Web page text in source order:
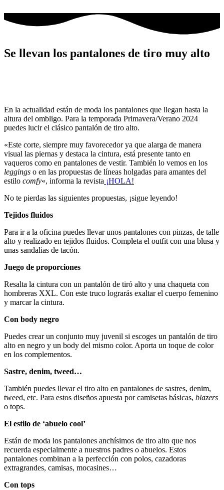
contenido
Se llevan los pantalones de tiro muy alto
En la actualidad están de moda los pantalones que llegan hasta la
altura del ombligo. Para la temporada Primavera/Verano 2024
puedes lucir el clásico pantalón de tiro alto.
«Este corte, siempre muy favorecedor ya que alarga de manera
visual las piernas y destaca la cintura, está presente tanto en
vaqueros como en pantalones de vestir. También lo vemos en los
leggings o en las propuestas de líneas holgadas para amantes del
estilo comfy«, informa la revista ¡HOLA!
No te pierdas las siguientes propuestas, ¡sigue leyendo!
Tejidos fluidos
Para ir a la oficina puedes llevar unos pantalones con pinzas, de talle
alto y realizado en tejidos fluidos. Completa el outfit con una blusa y
unas sandalias de tacón.
Juego de proporciones
Resalta la cintura con un pantalón de tiró alto y una chaqueta con
hombreras XXL. Con este truco lograrás exaltar el cuerpo femenino
y marcar la cintura.
Con body negro
Puedes crear un conjunto muy juvenil si escoges un pantalón de tiro
alto en negro y un body del mismo color. Aporta un toque de color
en los complementos.
Sastre, denim, tweed…
También puedes llevar el tiro alto en pantalones de sastres, denim,
tweed, etc. Para estos diseños apuesta por camisetas básicas, blazers
o tops.
El estilo de ‘abuelo cool’
Están de moda los pantalones anchísimos de tiro alto que nos
recuerda especialmente a nuestros padres o abuelos. Estos
pantalones combinan a la perfección con polos, cazadoras
extragrandes, camisas, mocasines…
Con tops